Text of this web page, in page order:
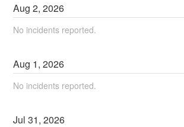
Aug2,2026
No incidents reported.
Aug 1,2026
No incidents reported.
Jul31,2026